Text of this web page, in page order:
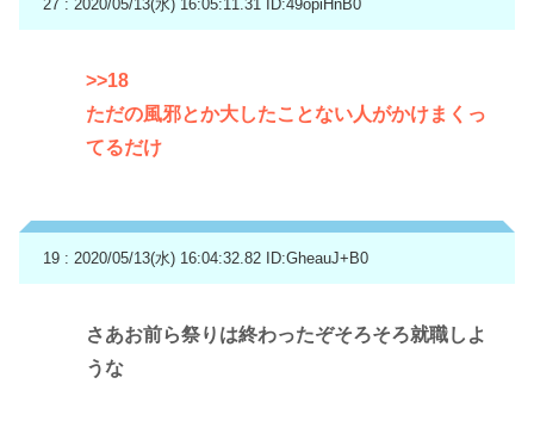
27 : 2020/05/13(水) 16:05:11.31 ID:49opiHnB0
>>18
ただの風邪とか大したことない人がかけまくっ
てるだけ
19 : 2020/05/13(水) 16:04:32.82 ID:GheauJ+B0
さあお前ら祭りは終わったぞそろそろ就職しよ
うな